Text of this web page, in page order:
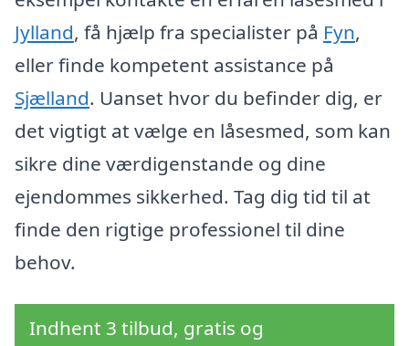
Jylland, få hjælp fra specialister på Fyn,
eller finde kompetent assistance på
Sjælland. Uanset hvor du befinder dig, er
det vigtigt at vælge en låsesmed, som kan
sikre dine værdigenstande og dine
ejendommes sikkerhed. Tag dig tid til at
finde den rigtige professionel til dine
behov.
Indhent 3 tilbud, gratis og